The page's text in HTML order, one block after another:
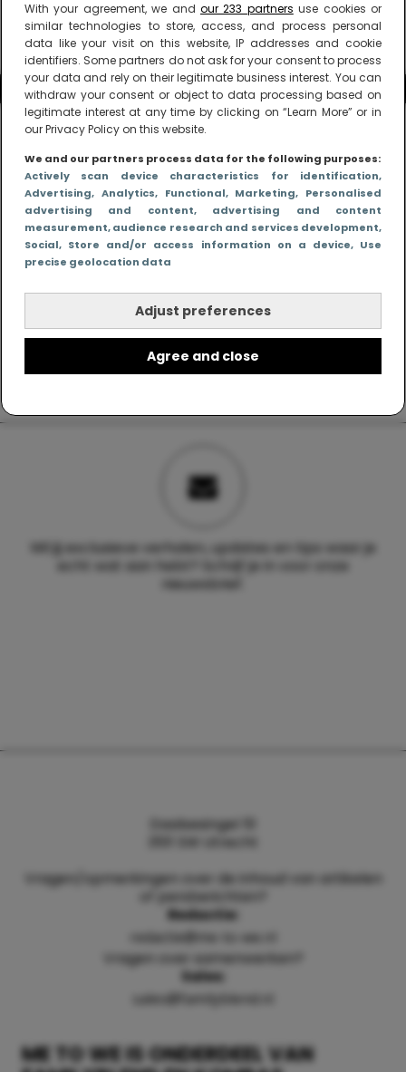
With your agreement, we and our 233 partners use cookies or
similar technologies to store, access, and process personal
data like your visit on this website, IP addresses and cookie
identifiers. Some partners do not ask for your consent to process
your data and rely on their legitimate business interest. You can
withdraw your consent or object to data processing based on
legitimate interest at any time by clicking on “Learn More” or in
our Privacy Policy on this website.
We and our partners process data for the following purposes:
Actively scan device characteristics for identification,
Advertising, Analytics, Functional, Marketing, Personalised
advertising and content, advertising and content
measurement, audience research and services development,
Social, Store and/or access information on a device, Use
precise geolocation data
Adjust preferences
Agree and close
Wil jij exclusieve verhalen, updates en tips waar je
echt wat aan hebt? Schrijf je in voor onze
nieuwsbrief.
ME TO WE IS ONDERDEEL VAN
Daalsesingel 51
3511 SW Utrecht
Vragen/opmerkingen over de inhoud van artikelen
of persberichten?
Redactie:
redactie@me-to-we.nl
Vragen over samenwerken?
Sales:
sales@familyblend.nl